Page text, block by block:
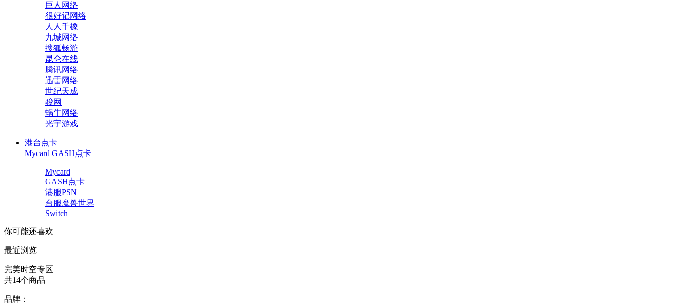
巨人网络
很好记网络
人人千橡
九城网络
搜狐畅游
昆仑在线
腾讯网络
迅雷网络
世纪天成
骏网
蜗牛网络
光宇游戏
港台点卡
Mycard GASH点卡
Mycard
GASH点卡
港服PSN
台服魔兽世界
Switch
你可能还喜欢
最近浏览
完美时空专区
共14个商品
品牌：